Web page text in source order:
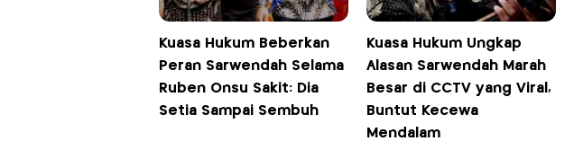
Kuasa Hukum Beberkan
Peran Sarwendah Selama
Ruben Onsu Sakit: Dia
Setia Sampai Sembuh
Kuasa Hukum Ungkap
Alasan Sarwendah Marah
Besar di CCTV yang Viral,
Buntut Kecewa
Mendalam